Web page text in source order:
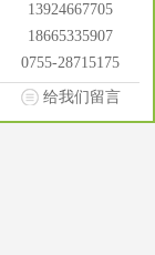
13924667705
18665335907
0755-28715175
给我们留言